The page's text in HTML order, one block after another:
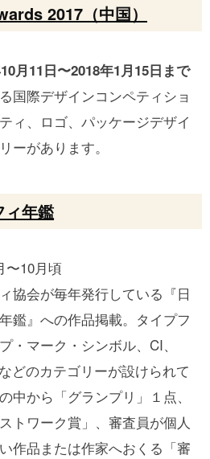
2017（中国）
月11日〜2018年1月15日まで
国際デザインコンペティショ
ィ、ロゴ、パッケージデザイ
ーがあります。
ィ年鑑
〜10月頃
協会が毎年発行している『日
鑑』への作品掲載。タイプフ
・マーク・シンボル、CI、
どのカテゴリーが設けられて
中から「グランプリ」１点、
トワーク賞」、審査員が個人
作品または作家へおくる「審